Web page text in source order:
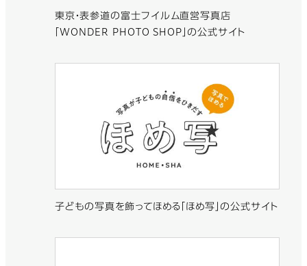
東京・表参道の富士フイルム直営写真店
「WONDER PHOTO SHOP」の公式サイト
子どもの写真を飾ってほめる「ほめ写」の公式サイト